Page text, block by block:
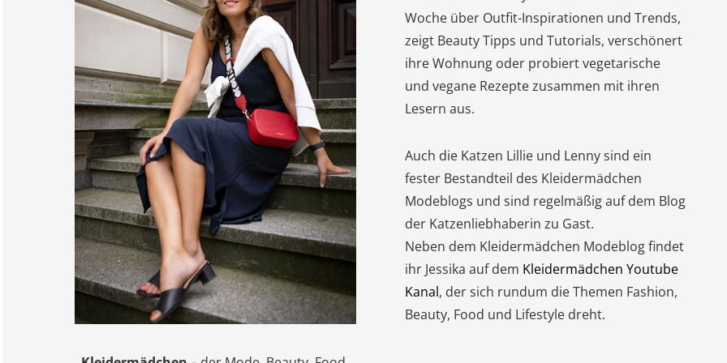
Woche über Outfit-Inspirationen und Trends,
zeigt Beauty Tipps und Tutorials, verschönert
ihre Wohnung oder probiert vegetarische
und vegane Rezepte zusammen mit ihren
Lesern aus.
Auch die Katzen Lillie und Lenny sind ein
fester Bestandteil des Kleidermädchen
Modeblogs und sind regelmäßig auf dem Blog
der Katzenliebhaberin zu Gast.
Neben dem Kleidermädchen Modeblog findet
ihr Jessika auf dem Kleidermädchen Youtube
Kanal, der sich rundum die Themen Fashion,
Beauty, Food und Lifestyle dreht.